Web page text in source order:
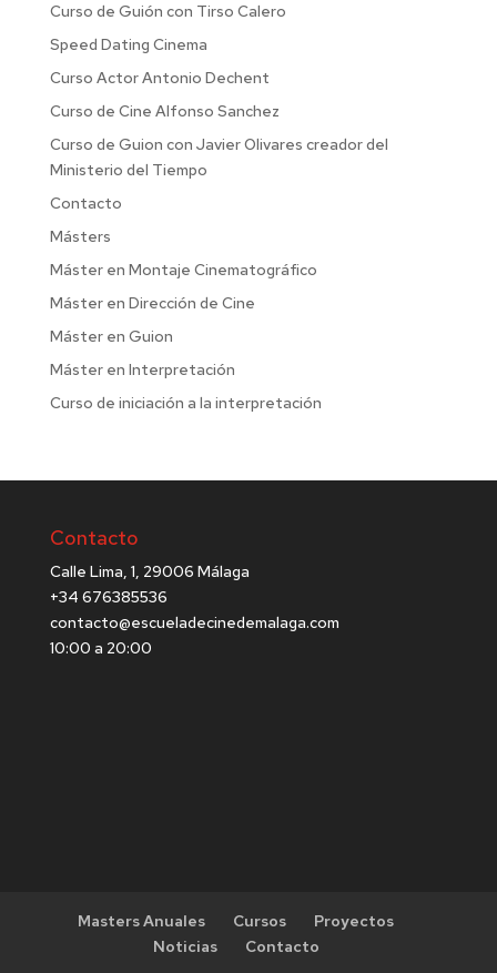
Curso de Guión con Tirso Calero
Speed Dating Cinema
Curso Actor Antonio Dechent
Curso de Cine Alfonso Sanchez
Curso de Guion con Javier Olivares creador del
Ministerio del Tiempo
Contacto
Másters
Máster en Montaje Cinematográfico
Máster en Dirección de Cine
Máster en Guion
Máster en Interpretación
Curso de iniciación a la interpretación
Contacto
Calle Lima, 1, 29006 Málaga
+34 676385536
contacto@escueladecinedemalaga.com
10:00 a 20:00
Masters Anuales Cursos
Proyectos
Noticias
Contacto